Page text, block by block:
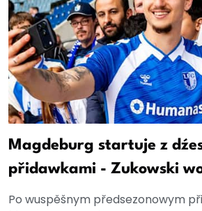
Magdeburg startuje z
přidawkami - Zukowski
Po wuspěšnym předsezonowym